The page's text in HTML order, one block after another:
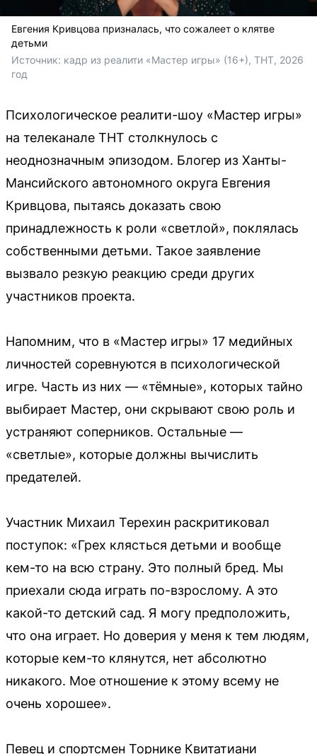
Евгения Кривцова призналась, что сожалеет о клятве
детьми
Источник: кадр из реалити «Мастер игры» (16+), ТНТ, 2026
год
Психологическое реалити-шоу «Мастер игры»
на телеканале ТНТ столкнулось с
неоднозначным эпизодом. Блогер из Ханты-
Мансийского автономного округа Евгения
Кривцова, пытаясь доказать свою
принадлежность к роли «светлой», поклялась
собственными детьми. Такое заявление
вызвало резкую реакцию среди других
участников проекта.
Напомним, что в «Мастер игры» 17 медийных
личностей соревнуются в психологической
игре. Часть из них — «тёмные», которых тайно
выбирает Мастер, они скрывают свою роль и
устраняют соперников. Остальные —
«светлые», которые должны вычислить
предателей.
Участник Михаил Терехин раскритиковал
поступок: «Грех клясться детьми и вообще
кем-то на всю страну. Это полный бред. Мы
приехали сюда играть по-взрослому. А это
какой-то детский сад. Я могу предположить,
что она играет. Но доверия у меня к тем людям,
которые кем-то клянутся, нет абсолютно
никакого. Мое отношение к этому всему не
очень хорошее».
Певец и спортсмен Торнике Квитатиани